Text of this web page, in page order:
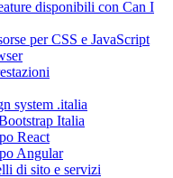
disponibili con Can I
per CSS e JavaScript
system .italia
Italia
React
Angular
di sito e servizi